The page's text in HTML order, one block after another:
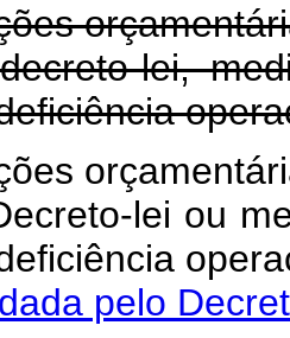
lei,
lei ou
deficiência
pelo